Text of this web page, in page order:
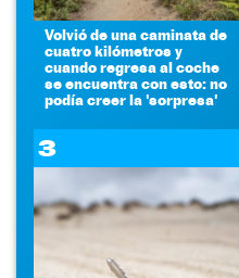
Volvió de una caminata de
cuatro kilómetros y
cuando regresa al coche
se encuentra con esto: no
podía creer la 'sorpresa'
3